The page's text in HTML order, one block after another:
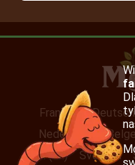
Français Deutsch
Nederlands
Irish (en)
Svenska